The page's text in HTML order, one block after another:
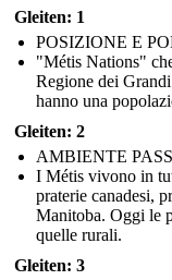
Gleiten: 1
POSIZIONE E
"Métis Nations"
Regione dei
hanno una
Gleiten: 2
AMBIENTE
I Métis vivono in
praterie canadesi,
Manitoba. Oggi le
quelle rurali.
Gleiten: 3